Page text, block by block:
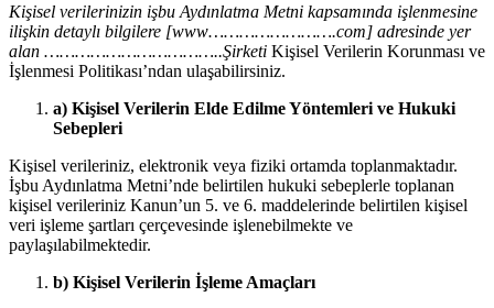
Kişisel verilerinizin işbu Aydınlatma Metni kapsamında işlenmesine
ilişkin detaylı bilgilere [www…………………….com] adresinde yer
alan ……………………………..Şirketi Kişisel Verilerin Korunması ve
İşlenmesi Politikası’ndan ulaşabilirsiniz.
a) Kişisel Verilerin Elde Edilme Yöntemleri ve Hukuki
Sebepleri
Kişisel verileriniz, elektronik veya fiziki ortamda toplanmaktadır.
İşbu Aydınlatma Metni’nde belirtilen hukuki sebeplerle toplanan
kişisel verileriniz Kanun’un 5. ve 6. maddelerinde belirtilen kişisel
veri işleme şartları çerçevesinde işlenebilmekte ve
paylaşılabilmektedir.
b) Kişisel Verilerin İşleme Amaçları